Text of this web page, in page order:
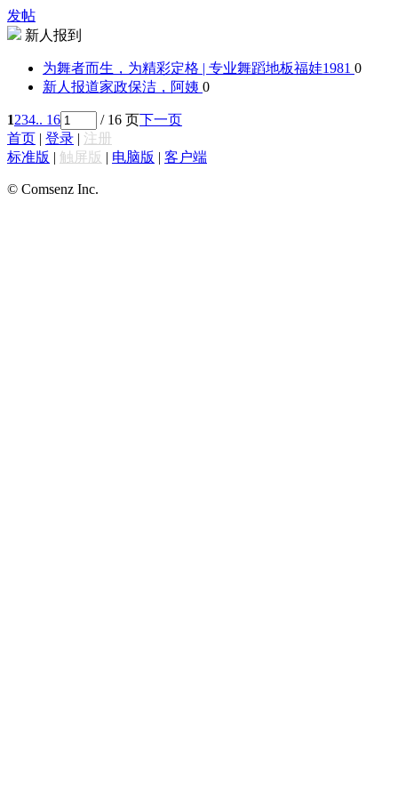
发帖
新人报到
为舞者而生，为精彩定格 | 专业舞蹈地板福娃1981 0
新人报道家政保洁，阿姨 0
1234.. 16 / 16 页下一页
首页 | 登录 | 注册
标准版 | 触屏版 | 电脑版 | 客户端
© Comsenz Inc.